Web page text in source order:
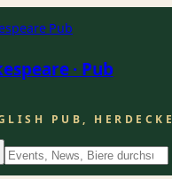
· Pub
PUB, HERDECKE
Suche